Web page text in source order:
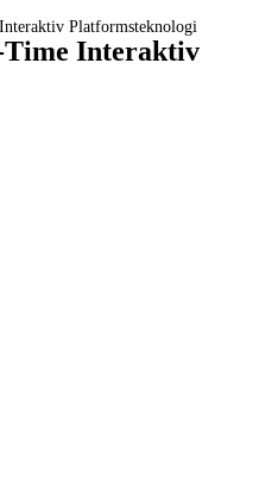
Platformsteknologi
Interaktiv